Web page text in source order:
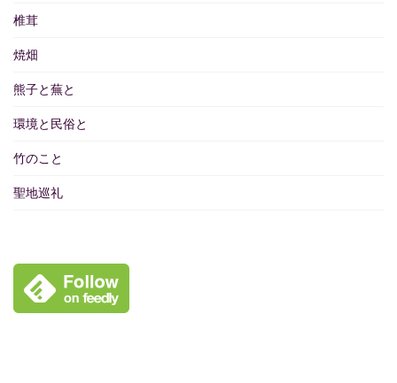
椎茸
焼畑
熊子と蕪と
環境と民俗と
竹のこと
聖地巡礼